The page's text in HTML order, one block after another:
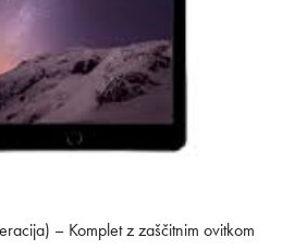
– Komplet z zaščitnim ovitkom